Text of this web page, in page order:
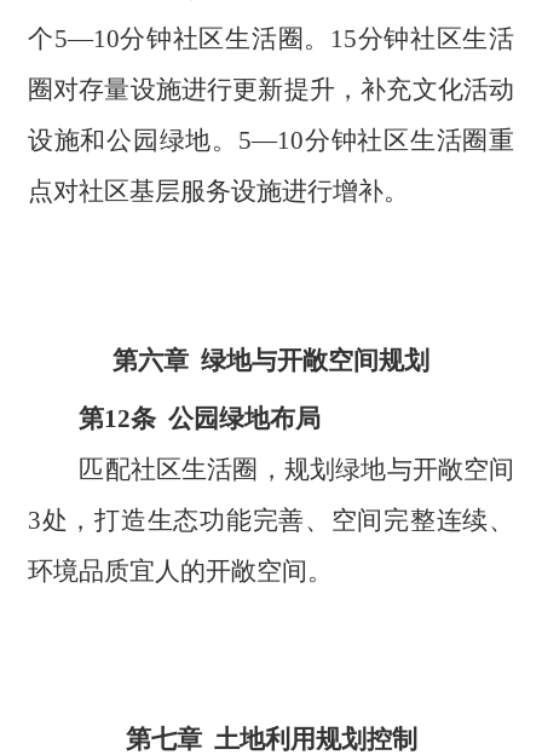
个5—10分钟社区生活圈。15分钟社区生活
圈对存量设施进行更新提升，补充文化活动
设施和公园绿地。5—10分钟社区生活圈重
点对社区基层服务设施进行增补。
第六章 绿地与开敞空间规划
第12条 公园绿地布局
匹配社区生活圈，规划绿地与开敞空间
3处，打造生态功能完善、空间完整连续、
环境品质宜人的开敞空间。
第七章 土地利用规划控制